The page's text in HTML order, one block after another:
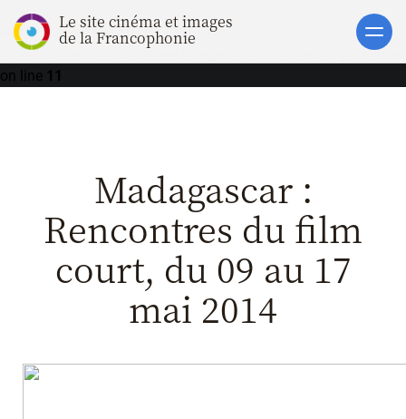
Notice : Undefined offset: 1 in
/srv/data/web/vhosts/www.imagesfrancophones.org/
on line 11
Le site cinéma et images
de la Francophonie Accueil
Actualités
La vie du secteur
Soutiens
Catalogue
Clap ACP
Madagascar :
Rencontres du film
court, du 09 au 17
mai 2014